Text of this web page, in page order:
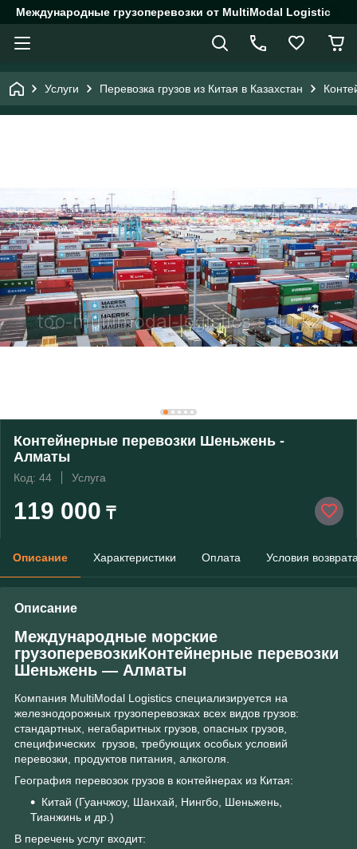
Международные грузоперевозки от MultiModal Logistic
Услуги Перевозка грузов из Китая в Казахстан
Контейнерные перевозки Шеньжень -
Алматы
Код: 44 Услуга
119 000 ₸
Описание Характеристики Оплата Условия
Описание
Международные морские
грузоперевозкиКонтейнерные перевозки
Шеньжень ― Алматы
Компания MultiModal Logistics специализируется на
железнодорожных грузоперевозках всех видов грузов:
стандартных, негабаритных грузов, опасных грузов,
специфических грузов, требующих особых условий
перевозки, продуктов питания, алкоголя.
География перевозок грузов в контейнерах из Китая:
Китай (Гуанчжоу, Шанхай, Нингбо, Шеньжень,
Тианжинь и др.)
В перечень услуг входит: